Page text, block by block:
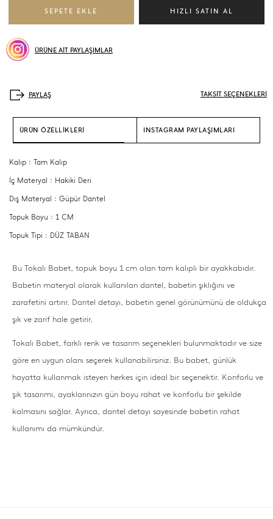
ÜRÜNE AİT PAYLAŞIMLAR
TAKSİT SEÇENEKLERİ
ÜRÜN ÖZELLİKLERİ INSTAGRAM PAYLAŞIMLARI
Kalıp : Tam Kalıp
İç Materyal : Hakiki Deri
Dış Materyal : Güpür Dantel
Topuk Boyu : 1 CM
Topuk Tipi : DÜZ TABAN
Bu Tokalı Babet, topuk boyu 1 cm olan tam kalıplı bir ayakkabıdır.
Babetin materyal olarak kullanılan dantel, babetin şıklığını ve
zarafetini artırır. Dantel detayı, babetin genel görünümünü de oldukça
şık ve zarif hale getirir.
Tokalı Babet, farklı renk ve tasarım seçenekleri bulunmaktadır ve size
göre en uygun olanı seçerek kullanabilirsiniz. Bu babet, günlük
hayatta kullanmak isteyen herkes için ideal bir seçenektir. Konforlu ve
şık tasarımı, ayaklarınızın gün boyu rahat ve konforlu bir şekilde
kalmasını sağlar. Ayrıca, dantel detayı sayesinde babetin rahat
kullanımı da mümkündür.